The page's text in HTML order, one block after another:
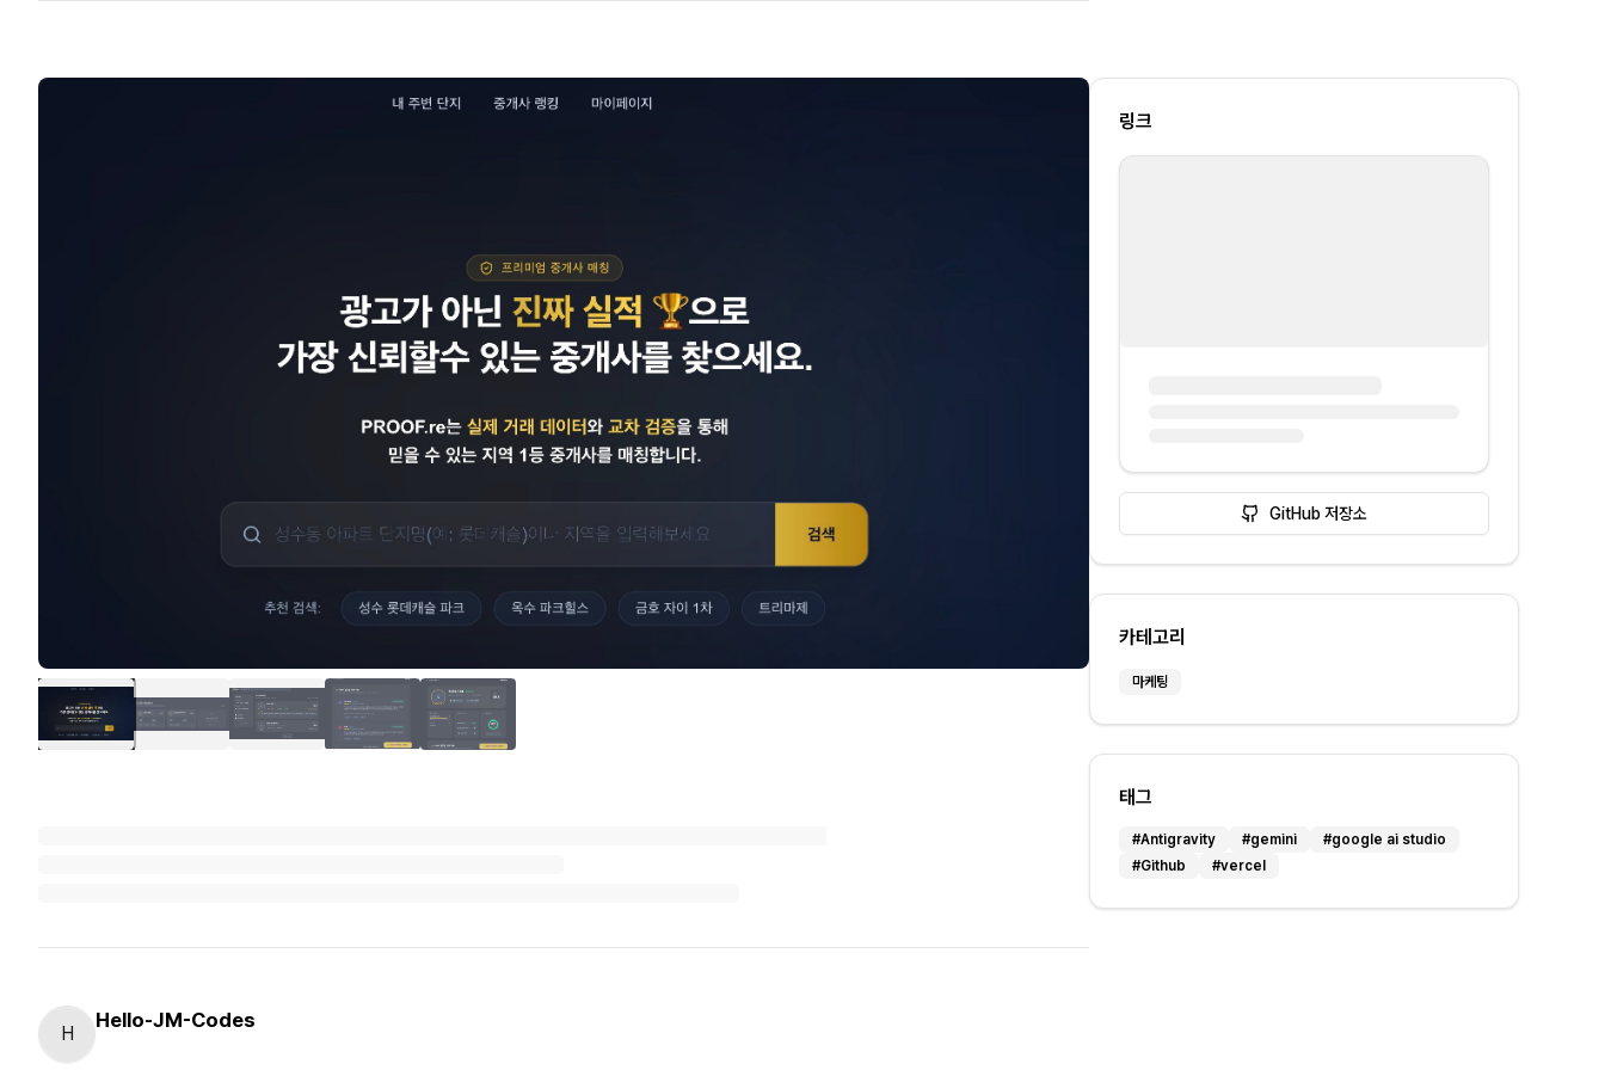
링크
GitHub 저장소
카테고리
마케팅
태그
#Antigravity #gemini #google ai studio
#Github #vercel
H
Hello-JM-Codes